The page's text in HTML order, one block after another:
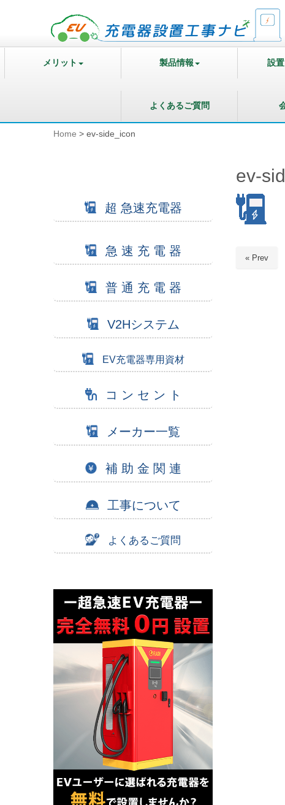
メリット 製品情報 設
よくあるご質問
Home > ev-side_icon
ev-
« Prev
超 急速充電器
急 速 充 電 器
普 通 充 電 器
V2Hシステム
EV充電器専用資材
コ ン セ ン ト
メーカー一覧
補 助 金 関 連
工事について
よくあるご質問